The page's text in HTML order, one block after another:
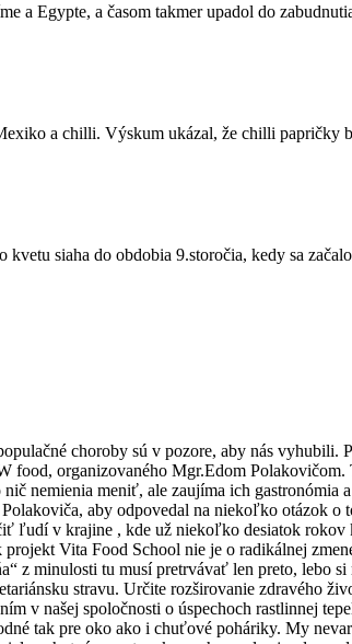
a Egypte, a časom takmer upadol do
a chilli. Výskum ukázal, že chilli papričky
siaha do obdobia 9.storočia, kedy sa
choroby sú v pozore, aby nás
organizovaného Mgr.Edom
nemienia meniť, ale zaujíma ich
aby odpovedal na niekoľko otázok
ľudí v krajine , kde už niekoľko desiatok
Vita Food School nie je o radikálnej
z minulosti tu musí pretrvávať len preto, lebo
stravu. Určite rozširovanie zdravého
v našej spoločnosti o úspechoch rastlinnej
tak pre oko ako i chuťové poháriky. My